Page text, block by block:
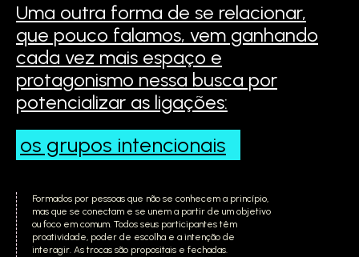
Uma outra forma de se relacionar,
que pouco falamos, vem ganhando
cada vez mais espaço e
protagonismo nessa busca por
potencializar as ligações:
os grupos intencionais
Formados por pessoas que não se conhecem a princípio,
mas que se conectam e se unem a partir de um objetivo
ou foco em comum. Todos seus participantes têm
proatividade, poder de escolha e a intenção de
interagir. As trocas são propositais e fechadas.